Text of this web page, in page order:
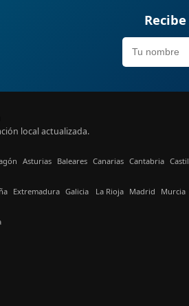
local actualizada.
Asturias Baleares Canarias Cantabria
Extremadura Galicia La Rioja Madrid Murcia